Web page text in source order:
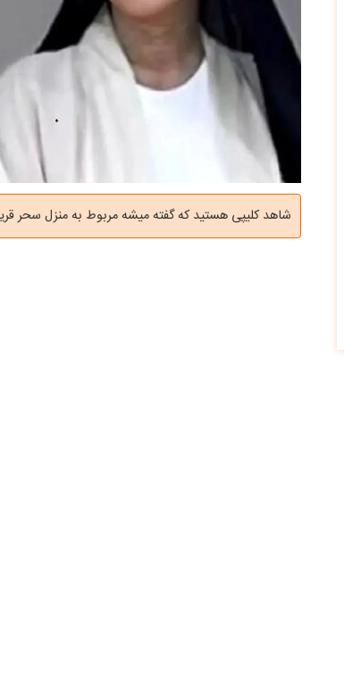
شاهد کلیپی هستید که گفته میشه مربوط به منزل سحر